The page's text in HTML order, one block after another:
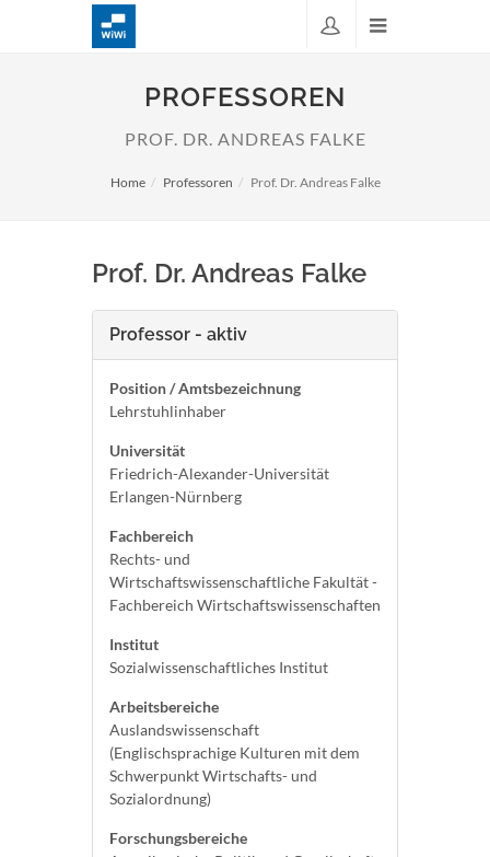
PROFESSOREN
PROF. DR. ANDREAS FALKE
Home Professoren Prof. Dr. Andreas Falke
Prof. Dr. Andreas Falke
Professor - aktiv
Position / Amtsbezeichnung
Lehrstuhlinhaber
Universität
Friedrich-Alexander-Universität
Erlangen-Nürnberg
Fachbereich
Rechts- und
Wirtschaftswissenschaftliche Fakultät -
Fachbereich Wirtschaftswissenschaften
Institut
Sozialwissenschaftliches Institut
Arbeitsbereiche
Auslandswissenschaft
(Englischsprachige Kulturen mit dem
Schwerpunkt Wirtschafts- und
Sozialordnung)
Forschungsbereiche